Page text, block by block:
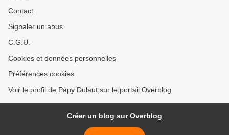
Contact
Signaler un abus
C.G.U.
Cookies et données personnelles
Préférences cookies
Voir le profil de Papy Dulaut sur le portail Overblog
Créer un blog sur Overblog